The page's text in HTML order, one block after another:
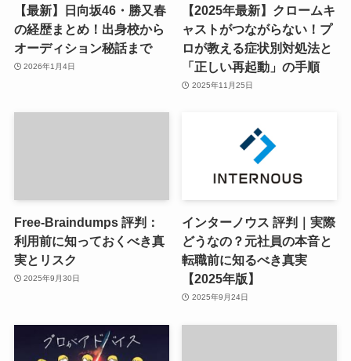
【最新】日向坂46・勝又春
の経歴まとめ！出身校から
オーディション秘話まで
2026年1月4日
【2025年最新】クロームキ
ャストがつながらない！プ
ロが教える症状別対処法と
「正しい再起動」の手順
2025年11月25日
Free-Braindumps 評判：
利用前に知っておくべき真
実とリスク
2025年9月30日
インターノウス 評判｜実際
どうなの？元社員の本音と
転職前に知るべき真実
【2025年版】
2025年9月24日